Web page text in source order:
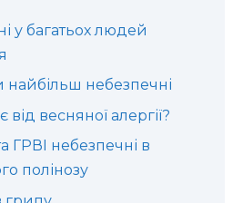
у багатьох людей
найбільш небезпечні
від весняної алергії?
ГРВІ небезпечні в
полінозу